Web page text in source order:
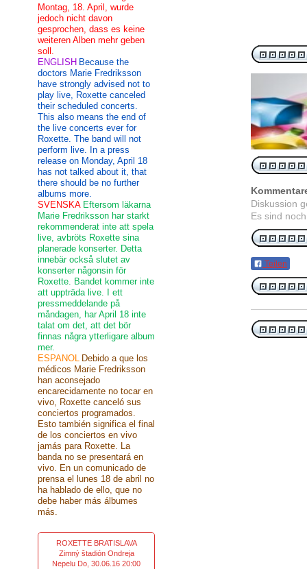
Diskussion
Es sind
Teilen
Montag, 18. April, wurde
jedoch nicht davon
gesprochen, dass es keine
weiteren Alben mehr geben
soll.
ENGLISH Because the
doctors Marie Fredriksson
have strongly advised not to
play live, Roxette canceled
their scheduled concerts.
This also means the end of
the live concerts ever for
Roxette. The band will not
perform live. In a press
release on Monday, April 18
has not talked about it, that
there should be no further
albums more.
SVENSKA Eftersom läkarna
Marie Fredriksson har starkt
rekommenderat inte att spela
live, avbröts Roxette sina
planerade konserter. Detta
innebär också slutet av
konserter någonsin för
Roxette. Bandet kommer inte
att uppträda live. I ett
pressmeddelande på
måndagen, har April 18 inte
talat om det, att det bör
finnas några ytterligare album
mer.
ESPANOL Debido a que los
médicos Marie Fredriksson
han aconsejado
encarecidamente no tocar en
vivo, Roxette canceló sus
conciertos programados.
Esto también significa el final
de los conciertos en vivo
jamás para Roxette. La
banda no se presentará en
vivo. En un comunicado de
prensa el lunes 18 de abril no
ha hablado de ello, que no
debe haber más álbumes
más.
ROXETTE BRATISLAVA
Zimný štadión Ondreja
Nepelu Do, 30.06.16 20:00